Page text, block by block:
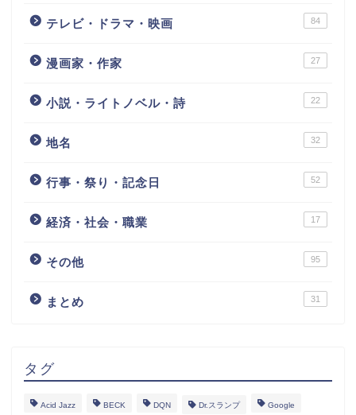
テレビ・ドラマ・映画 84
漫画家・作家 27
小説・ライトノベル・詩 22
地名 32
行事・祭り・記念日 52
経済・社会・職業 17
その他 95
まとめ 31
タグ
Acid Jazz BECK DQN Dr.スランプ Google